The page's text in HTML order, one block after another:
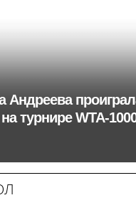
Андреева
турнире WTA-